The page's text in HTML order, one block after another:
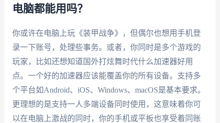
电脑都能用吗？
你或许在电脑上玩《装甲战争》，但偶尔也想用手机登
录一下账号，处理些事务。或者，你同时是多个游戏的
玩家，比如还想知道国外打炫舞时代什么加速器好用
点。一个好的加速器应该能覆盖你的所有设备。支持多
个平台如Android、iOS、Windows、macOS是基本要求。
更理想的是支持一人多端设备同时使用，这意味着你可
以在电脑上激战的同时，你的手机或平板也享受着同账